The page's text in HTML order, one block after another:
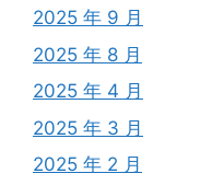
2025 年 9 月
2025 年 8 月
2025 年 4 月
2025 年 3 月
2025 年 2 月